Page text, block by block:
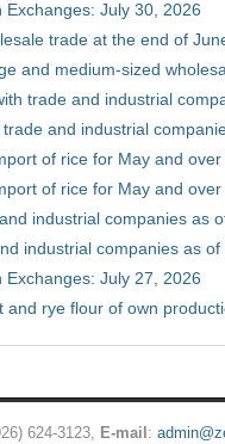
July 30, 2026
trade at the end of
and medium-sized
trade and industrial
and industrial
of rice for May and
of rice for May and
industrial companies as
industrial companies as
July 27, 2026
and rye flour of own
624-3123, E-mail :